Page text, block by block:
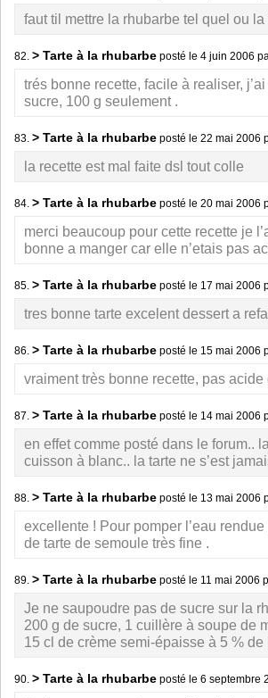
faut til mettre la rhubarbe tel quel ou
82. > Tarte à la rhubarbe posté le 4 juin 2006
trés bonne recette, facile à realiser,
sucre, 100 g seulement .
83. > Tarte à la rhubarbe posté le 22 mai 2006
la recette est mal faite dsl tout colle
84. > Tarte à la rhubarbe posté le 20 mai 2006
merci beaucoup pour cette recette je
bonne a manger car elle n’etais pas
85. > Tarte à la rhubarbe posté le 17 mai 2006
tres bonne tarte excelent dessert a
86. > Tarte à la rhubarbe posté le 15 mai 2006
vraiment très bonne recette, pas acide
87. > Tarte à la rhubarbe posté le 14 mai 2006
en effet comme posté dans le forum..
cuisson à blanc.. la tarte ne s’est
88. > Tarte à la rhubarbe posté le 13 mai 2006
excellente ! Pour pomper l’eau
de tarte de semoule très fine .
89. > Tarte à la rhubarbe posté le 11 mai 2006
Je ne saupoudre pas de sucre sur la
200 g de sucre, 1 cuillère à soupe de
15 cl de crème semi-épaisse à 5 %
90. > Tarte à la rhubarbe posté le 6 septembre